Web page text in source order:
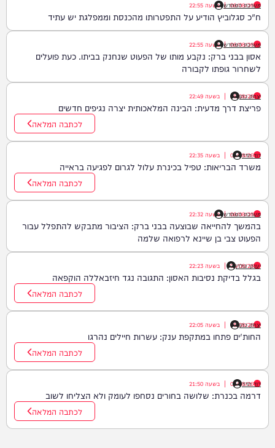
מערכת המחדש
06/08/26
| בשעה 22:55
ח"כ סגלוביץ הודיע על התפטרותו מהכנסת וממפלגת יש עתיד
מערכת המחדש
06/08/26
| בשעה 22:55
אסון בבני ברק: נקבע מותו של הפעוט שנחנק בביתו. כעת פועלים
לשחרור גופתו לקבורה
יצחק כהן
06/08/26
| בשעה 22:49
פריצת דרך מדעית: הבינה המלאכותית יצרה נגיפים חדשים
לכתבה המלאה
דוד חדד
06/08/26
| בשעה 22:35
משרד הבריאות: טפיל בכינרת עלול לגרום לפגיעה בראייה
לכתבה המלאה
מערכת המחדש
06/08/26
| בשעה 22:32
בהמשך להחייאה שבוצעה בבני ברק: הציבור מתבקש להתפלל עבור
הפעוט צבי בן שיינא לרפואה שלמה
יענקי גולדן
06/08/26
| בשעה 22:23
בגלל בדיקת נסיבות האסון: התגובה נגד חיזבאללה הוקפאה
לכתבה המלאה
יצחק כהן
06/08/26
| בשעה 22:05
החות'ים פתחו במתקפת ענק: עשרות חיילים נהרגו
לכתבה המלאה
דוד חדד
06/08/26
| בשעה 21:50
דרמה בכנרת: שלושה בחורים נסחפו לעומק ולא הצליחו לשוב
לכתבה המלאה